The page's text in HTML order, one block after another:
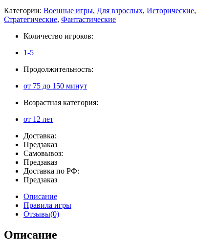
Категории: Военные игры, Для взрослых, Исторические,
Стратегические, Фантастические
Количество игроков:
1-5
Продолжительность:
от 75 до 150 минут
Возрастная категория:
от 12 лет
Доставка:
Предзаказ
Самовывоз:
Предзаказ
Доставка по РФ:
Предзаказ
Описание
Правила игры
Отзывы(0)
Описание